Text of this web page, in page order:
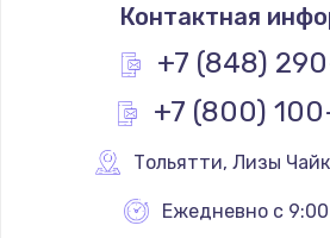
1795 руб.
Заказать
Ремонт разъема
1120 руб.
Заказать
Контактная
+7 (848)
+7 (800)
Тольятти, Лизы
Ежедневно с